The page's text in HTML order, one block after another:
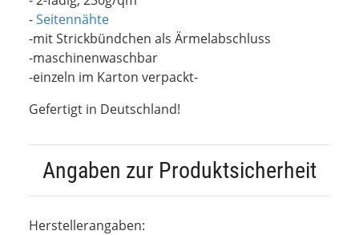
-Seitennähte
-mit Strickbündchen als Ärmelabschluss
-maschinenwaschbar
-einzeln im Karton verpackt-
Gefertigt in Deutschland!
Angaben zur Produktsicherheit
Herstellerangaben: